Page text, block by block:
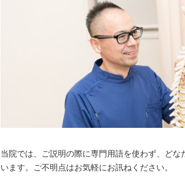
当院では、ご説明の際に専門用語を使わず、ど
います。ご不明点はお気軽にお訊ねください。